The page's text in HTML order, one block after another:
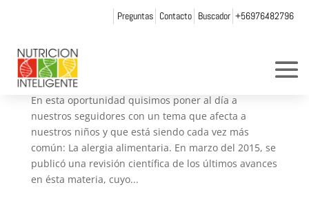
Preguntas Contacto Buscador +56976482796
El cambiante mundo de la Alergia Alimentaria
en niños.
porWeb Admin NI
En esta oportunidad quisimos poner al día a
nuestros seguidores con un tema que afecta a
nuestros niños y que está siendo cada vez más
común: La alergia alimentaria. En marzo del 2015, se
publicó una revisión científica de los últimos avances
en ésta materia, cuyo...